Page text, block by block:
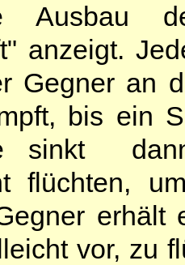
Ausbau
anzeigt.
Gegner an
bis ein
sinkt 
flüchten,
erhält
vor, zu